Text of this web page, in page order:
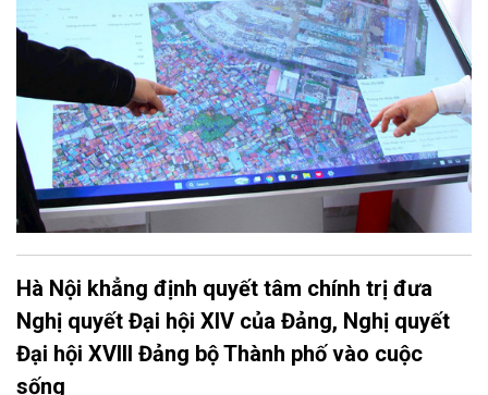
Hà Nội khẳng định quyết tâm chính trị đưa
Nghị quyết Đại hội XIV của Đảng, Nghị quyết
Đại hội XVIII Đảng bộ Thành phố vào cuộc
sống